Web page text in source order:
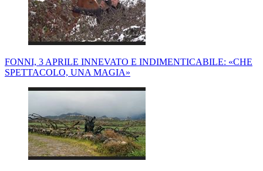
FONNI, 3 APRILE INNEVATO E INDIMENTICABILE: «CHE
SPETTACOLO, UNA MAGIA»